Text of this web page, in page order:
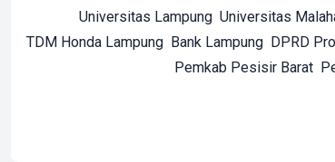
Universitas Lampung Universitas
TDM Honda Lampung Bank Lampung DPRD
Pemkab Pesisir Barat